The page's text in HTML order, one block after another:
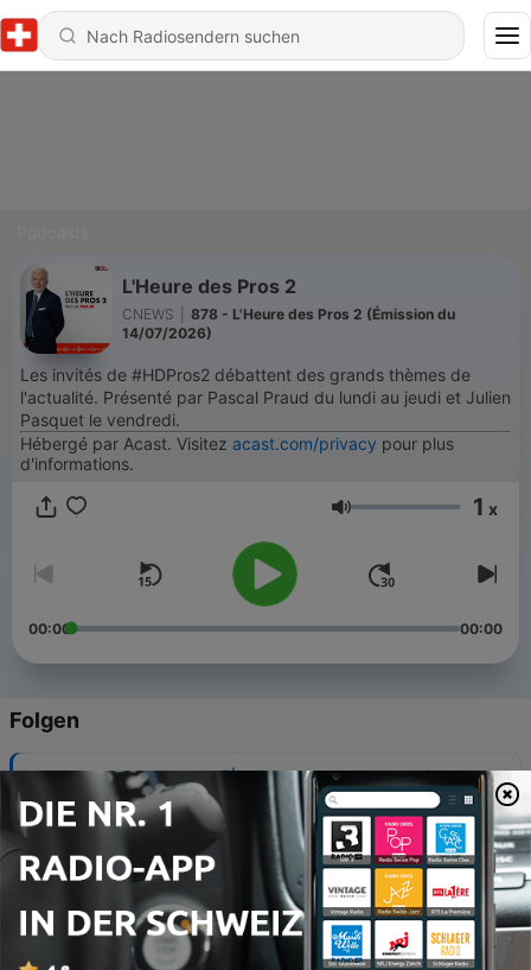
L'Heure des Pros 2
CNEWS
878 - L'Heure des Pros 2 (Émission du
14/07/2026)
Les invités de #HDPros2 débattent des grands thèmes de
l'actualité. Présenté par Pascal Praud du lundi au jeudi et Julien
Pasquet le vendredi.
Hébergé par Acast. Visitez acast.com/privacy pour plus
d'informations.
Lautstärke 1 x
00:00 00:00
Folgen
878 - L'Heure des Pros 2 (Émission du 14/07/2026)
14 Jul. 2026
877 - L'Heure des Pros 2 (Émission du 13/07/2026)
13 Jul. 2026
876 L'Heure des Pros 2 (Émission du 09/07/2026)
09 Jul. 2026